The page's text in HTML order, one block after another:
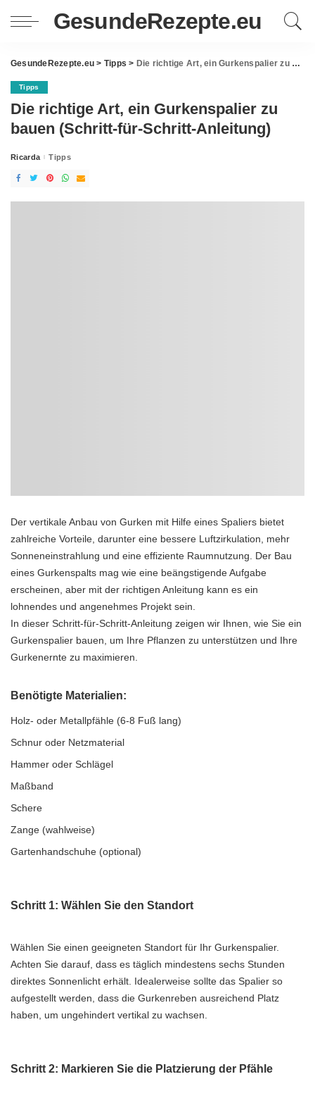
GesundeRezepte.eu
GesundeRezepte.eu > Tipps > Die richtige Art, ein Gurkenspalier zu bauen (Schritt-für-Schritt-Anleitung)
Tipps
Die richtige Art, ein Gurkenspalier zu
bauen (Schritt-für-Schritt-Anleitung)
Posted
Ricarda Tipps
Der vertikale Anbau von Gurken mit Hilfe eines Spaliers bietet
zahlreiche Vorteile, darunter eine bessere Luftzirkulation, mehr
Sonneneinstrahlung und eine effiziente Raumnutzung. Der Bau
eines Gurkenspalts mag wie eine beängstigende Aufgabe
erscheinen, aber mit der richtigen Anleitung kann es ein
lohnendes und angenehmes Projekt sein.
In dieser Schritt-für-Schritt-Anleitung zeigen wir Ihnen, wie Sie ein
Gurkenspalier bauen, um Ihre Pflanzen zu unterstützen und Ihre
Gurkenernte zu maximieren.
Benötigte Materialien:
Holz- oder Metallpfähle (6-8 Fuß lang)
Schnur oder Netzmaterial
Hammer oder Schlägel
Maßband
Schere
Zange (wahlweise)
Gartenhandschuhe (optional)
Schritt 1: Wählen Sie den Standort
Wählen Sie einen geeigneten Standort für Ihr Gurkenspalier.
Achten Sie darauf, dass es täglich mindestens sechs Stunden
direktes Sonnenlicht erhält. Idealerweise sollte das Spalier so
aufgestellt werden, dass die Gurkenreben ausreichend Platz
haben, um ungehindert vertikal zu wachsen.
Schritt 2: Markieren Sie die Platzierung der Pfähle